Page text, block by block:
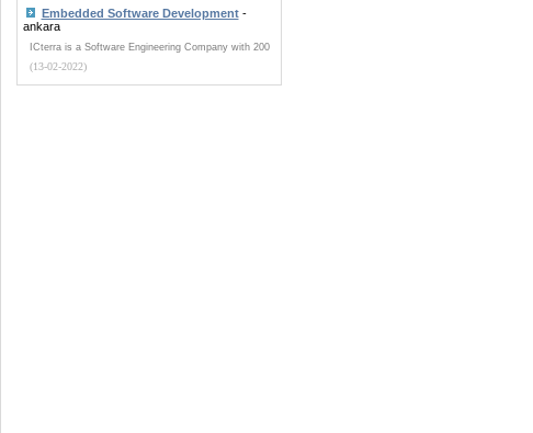
Embedded Software Development-
ankara
ICterra is a Software Engineering Company with 200
(13-02-2022)